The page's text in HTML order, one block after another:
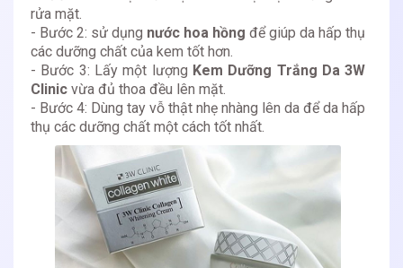
rửa mặt.
- Bước 2: sử dụng nước hoa hồng để giúp da hấp thụ
các dưỡng chất của kem tốt hơn.
- Bước 3: Lấy một lượng Kem Dưỡng Trắng Da 3W
Clinic vừa đủ thoa đều lên mặt.
- Bước 4: Dùng tay vỗ thật nhẹ nhàng lên da để da hấp
thụ các dưỡng chất một cách tốt nhất.